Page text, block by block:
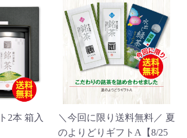
2本 箱入
＼今回に限り送料無料／ 夏
のよりどりギフトA【8/25